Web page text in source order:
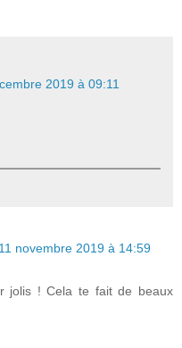
2019 à 09:11
11 novembre 2019 à 14:59
jolis ! Cela te fait de beaux